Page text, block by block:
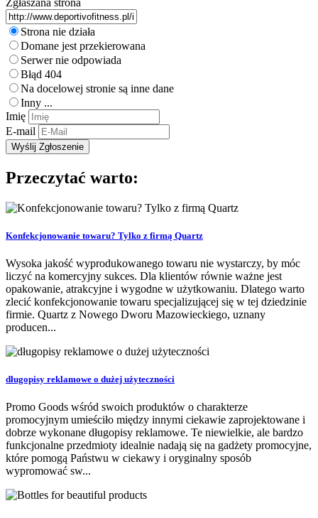
Strona nie działa
Domane jest przekierowana
Serwer nie odpowiada
Błąd 404
Na docelowej stronie są inne dane
Inny ...
Imię
E-mail
Przeczytać warto:
Konfekcjonowanie towaru? Tylko z firmą Quartz
Wysoka jakość wyprodukowanego towaru nie wystarczy, by móc
liczyć na komercyjny sukces. Dla klientów równie ważne jest
opakowanie, atrakcyjne i wygodne w użytkowaniu. Dlatego warto
zlecić konfekcjonowanie towaru specjalizującej się w tej dziedzinie
firmie. Quartz z Nowego Dworu Mazowieckiego, uznany
producen...
długopisy reklamowe o dużej użyteczności
Promo Goods wśród swoich produktów o charakterze
promocyjnym umieściło między innymi ciekawie zaprojektowane i
dobrze wykonane długopisy reklamowe. Te niewielkie, ale bardzo
funkcjonalne przedmioty idealnie nadają się na gadżety promocyjne,
które pomogą Państwu w ciekawy i oryginalny sposób
wypromować sw...